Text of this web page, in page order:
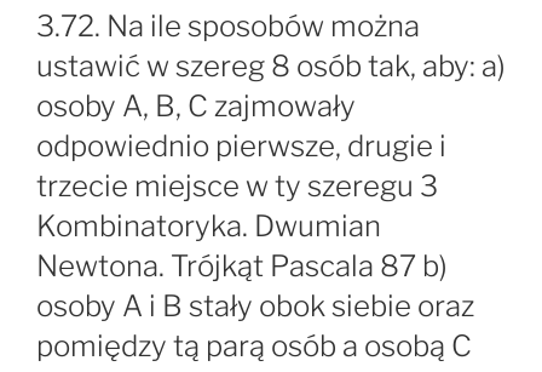
3.72. Na ile sposobów można
ustawić w szereg 8 osób tak, aby: a)
osoby A, B, C zajmowały
odpowiednio pierwsze, drugie i
trzecie miejsce w ty szeregu 3
Kombinatoryka. Dwumian
Newtona. Trójkąt Pascala 87 b)
osoby A i B stały obok siebie oraz
pomiędzy tą parą osób a osobą C